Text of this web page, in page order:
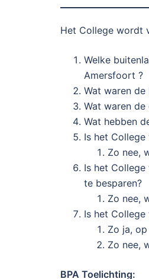
Het College wordt
Welke
Amersfoort ?
Wat waren
Wat waren de
Wat hebben
Is het
Zo nee,
Is het
te besparen?
Zo nee,
Is het
Zo ja,
Zo nee,
BPA Toelichting: